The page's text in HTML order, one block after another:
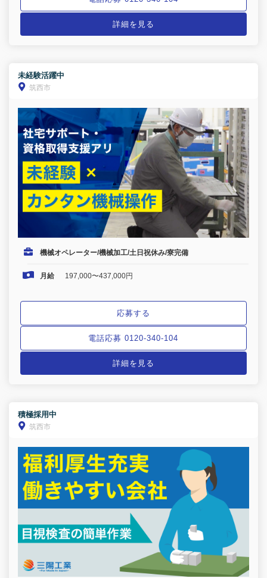
詳細を見る
未経験活躍中
筑西市
機械オペレーター/機械加工/土日祝休み/寮完備
月給 197,000〜437,000円
応募する
電話応募 0120-340-104
詳細を見る
積極採用中
筑西市